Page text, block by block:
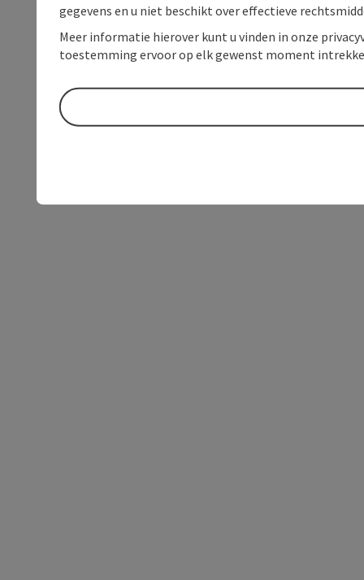
gegevens en u niet beschikt over effectieve
Meer informatie hierover kunt u vinden in onze
toestemming ervoor op elk gewenst moment